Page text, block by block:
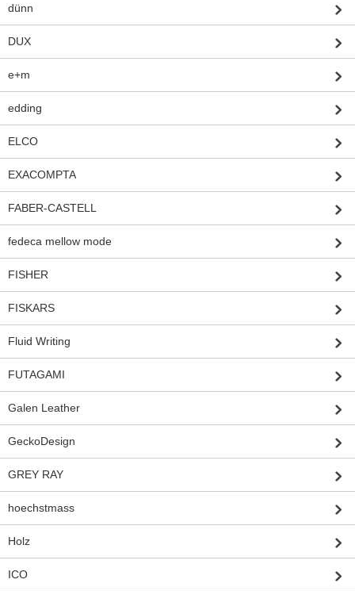
dünn
DUX
e+m
edding
ELCO
EXACOMPTA
FABER-CASTELL
fedeca mellow mode
FISHER
FISKARS
Fluid Writing
FUTAGAMI
Galen Leather
GeckoDesign
GREY RAY
hoechstmass
Holz
ICO